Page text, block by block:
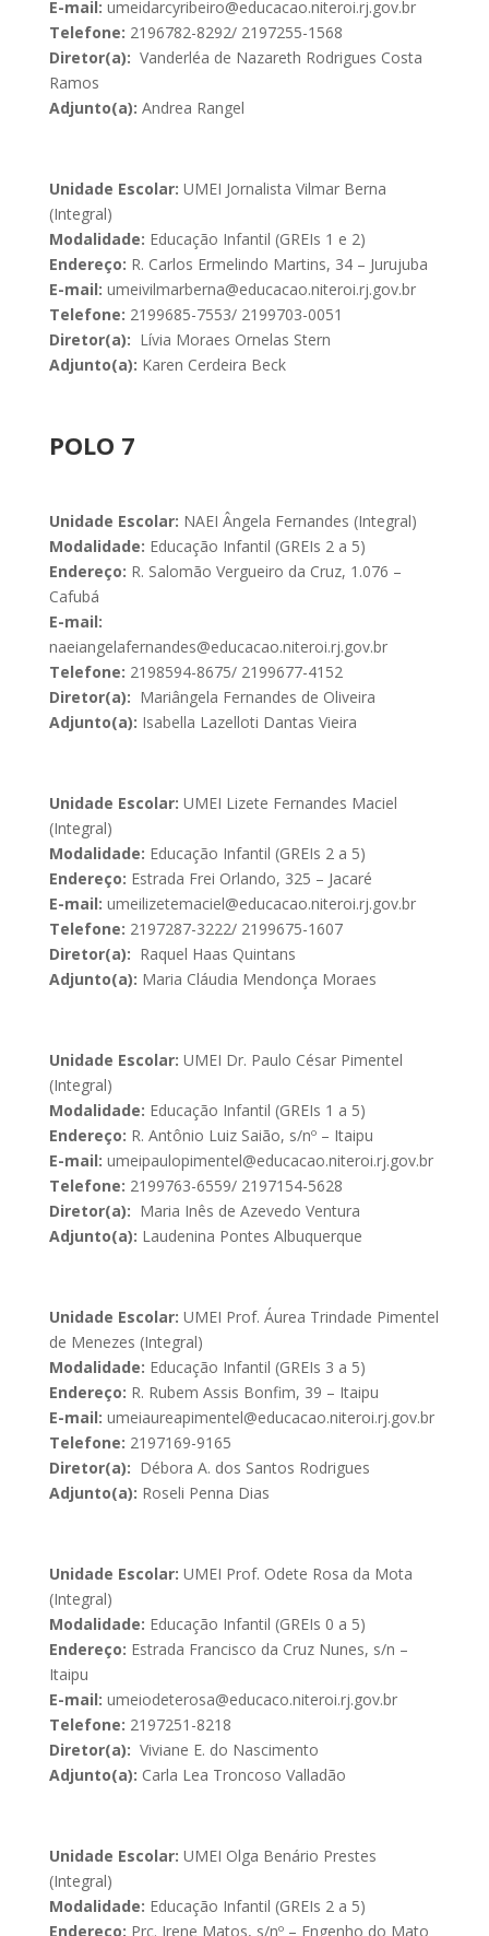
E-mail: umeidarcyribeiro@educacao.niteroi.rj.gov.br
Telefone: 2196782-8292/ 2197255-1568
Diretor(a): Vanderléa de Nazareth Rodrigues Costa
Ramos
Adjunto(a): Andrea Rangel
Unidade Escolar: UMEI Jornalista Vilmar Berna
(Integral)
Modalidade: Educação Infantil (GREIs 1 e 2)
Endereço: R. Carlos Ermelindo Martins, 34 – Jurujuba
E-mail: umeivilmarberna@educacao.niteroi.rj.gov.br
Telefone: 2199685-7553/ 2199703-0051
Diretor(a): Lívia Moraes Ornelas Stern
Adjunto(a): Karen Cerdeira Beck
POLO 7
Unidade Escolar: NAEI Ângela Fernandes (Integral)
Modalidade: Educação Infantil (GREIs 2 a 5)
Endereço: R. Salomão Vergueiro da Cruz, 1.076 –
Cafubá
E-mail:
naeiangelafernandes@educacao.niteroi.rj.gov.br
Telefone: 2198594-8675/ 2199677-4152
Diretor(a): Mariângela Fernandes de Oliveira
Adjunto(a): Isabella Lazelloti Dantas Vieira
Unidade Escolar: UMEI Lizete Fernandes Maciel
(Integral)
Modalidade: Educação Infantil (GREIs 2 a 5)
Endereço: Estrada Frei Orlando, 325 – Jacaré
E-mail: umeilizetemaciel@educacao.niteroi.rj.gov.br
Telefone: 2197287-3222/ 2199675-1607
Diretor(a): Raquel Haas Quintans
Adjunto(a): Maria Cláudia Mendonça Moraes
Unidade Escolar: UMEI Dr. Paulo César Pimentel
(Integral)
Modalidade: Educação Infantil (GREIs 1 a 5)
Endereço: R. Antônio Luiz Saião, s/nº – Itaipu
E-mail: umeipaulopimentel@educacao.niteroi.rj.gov.br
Telefone: 2199763-6559/ 2197154-5628
Diretor(a): Maria Inês de Azevedo Ventura
Adjunto(a): Laudenina Pontes Albuquerque
Unidade Escolar: UMEI Prof. Áurea Trindade Pimentel
de Menezes (Integral)
Modalidade: Educação Infantil (GREIs 3 a 5)
Endereço: R. Rubem Assis Bonfim, 39 – Itaipu
E-mail: umeiaureapimentel@educacao.niteroi.rj.gov.br
Telefone: 2197169-9165
Diretor(a): Débora A. dos Santos Rodrigues
Adjunto(a): Roseli Penna Dias
Unidade Escolar: UMEI Prof. Odete Rosa da Mota
(Integral)
Modalidade: Educação Infantil (GREIs 0 a 5)
Endereço: Estrada Francisco da Cruz Nunes, s/n –
Itaipu
E-mail: umeiodeterosa@educaco.niteroi.rj.gov.br
Telefone: 2197251-8218
Diretor(a): Viviane E. do Nascimento
Adjunto(a): Carla Lea Troncoso Valladão
Unidade Escolar: UMEI Olga Benário Prestes
(Integral)
Modalidade: Educação Infantil (GREIs 2 a 5)
Endereço: Prç. Irene Matos, s/nº – Engenho do Mato